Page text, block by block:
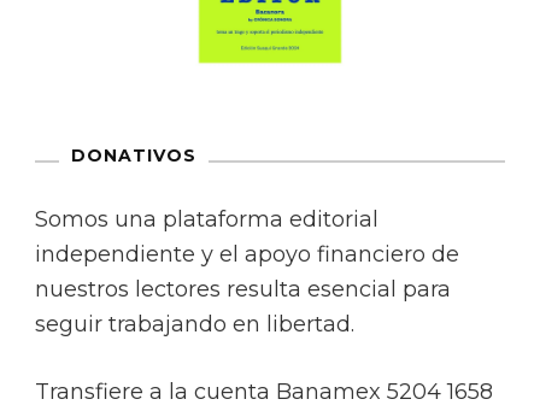
DONATIVOS
Somos una plataforma editorial
independiente y el apoyo financiero de
nuestros lectores resulta esencial para
seguir trabajando en libertad.
Transfiere a la cuenta Banamex 5204 1658